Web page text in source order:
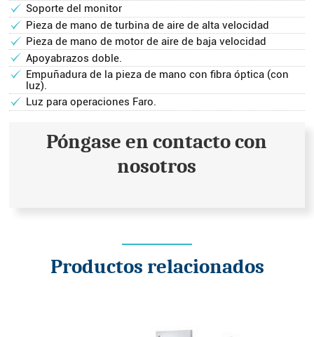
Soporte del monitor
Pieza de mano de turbina de aire de alta velocidad
Pieza de mano de motor de aire de baja velocidad
Apoyabrazos doble.
Empuñadura de la pieza de mano con fibra óptica (con
luz).
Luz para operaciones Faro.
Póngase en contacto con
nosotros
Productos relacionados